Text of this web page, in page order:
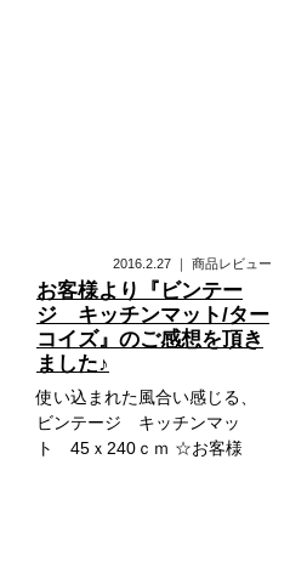
2016.2.27 ｜ 商品レビュー
お客様より『ビンテー
ジ キッチンマット/ター
コイズ』のご感想を頂き
ました♪
使い込まれた風合い感じる、
ビンテージ キッチンマッ
ト 45ｘ240ｃｍ ☆お客様